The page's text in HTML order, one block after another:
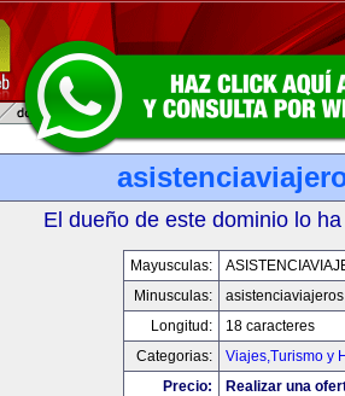
El dueño de este dominio lo
Mayusculas:
Minusculas:
Longitud:
18 caracteres
Categorias:
Viajes,Turismo y
Precio:
Realizar una